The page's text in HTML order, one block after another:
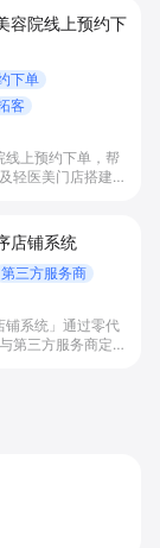
容院线上预约下
下单
客
线上预约下单，帮
轻医美门店搭建线
购。
店铺系统
第三方服务商
铺系统」通过零代
第三方服务商定制